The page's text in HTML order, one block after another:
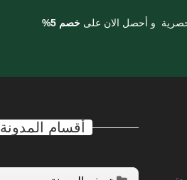
و أحصل الان على خصم 5%
أقسام المدونة